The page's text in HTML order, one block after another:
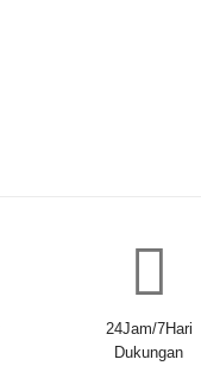
24Jam/7Hari
Dukungan